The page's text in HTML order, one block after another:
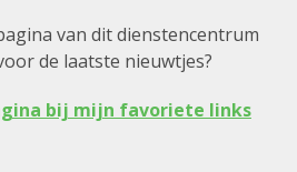
van dit dienstencentrum
de laatste nieuwtjes?
bij mijn favoriete links